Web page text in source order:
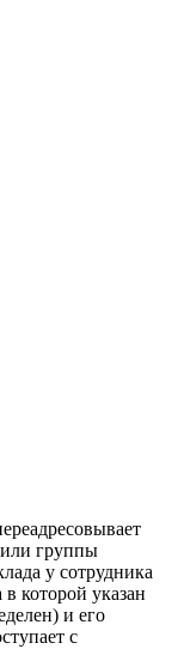
группы
у сотрудника
которой указан
и его
с